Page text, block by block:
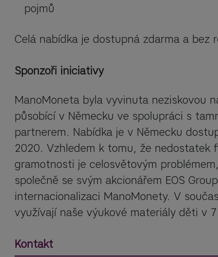
pojmů
Celá nabídka je dostupná zdarma a bez
Sponzoři iniciativy
ManoMoneta byla vyvinuta neziskovou
působící v Německu ve spolupráci s
partnerem. Nabídka je v Německu
2020. Vzhledem k tomu, že nedostatek
gramotnosti je celosvětovým
společně se svým akcionářem EOS
internacionalizaci ManoMonety. V
využívají naše výukové materiály děti v
Kontakt